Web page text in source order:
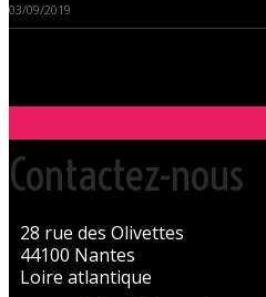
03/09/2019
Contactez-nous
28 rue des Olivettes
44100 Nantes
Loire atlantique